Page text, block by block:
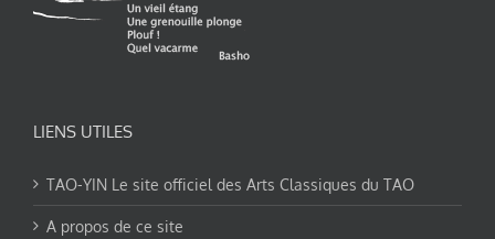
LIENS UTILES
TAO-YIN Le site officiel des Arts Classiques du TAO
A propos de ce site